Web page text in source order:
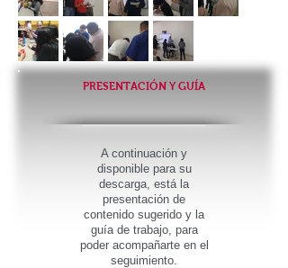
PRESENTACIÓN Y GUÍA
A continuación y
disponible para su
descarga, está la
presentación de
contenido sugerido y la
guía de trabajo, para
poder acompañarte en el
seguimiento.